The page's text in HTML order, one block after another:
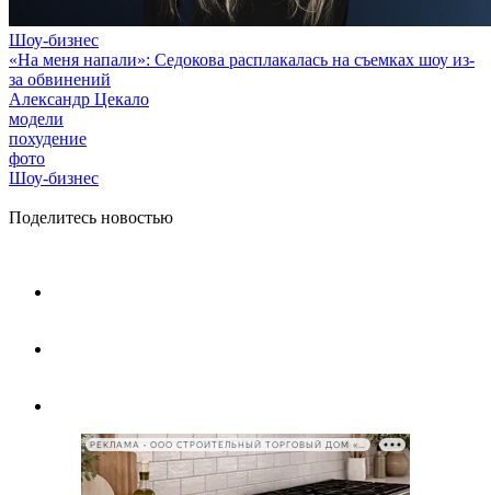
Шоу-бизнес
«На меня напали»: Седокова расплакалась на съемках шоу из-
за обвинений
Александр Цекало
модели
похудение
фото
Шоу-бизнес
Поделитесь новостью